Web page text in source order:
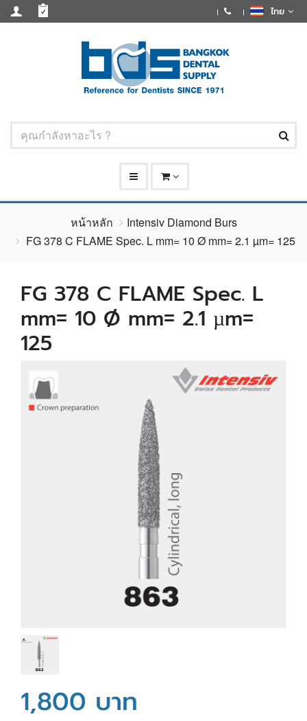
ไทย
หน้าหลัก
Intensiv Diamond Burs
FG 378 C FLAME Spec. L mm= 10 Ø mm= 2.1 µm= 125
FG 378 C FLAME Spec. L
mm= 10 Ø mm= 2.1 µm=
125
1,800 บาท